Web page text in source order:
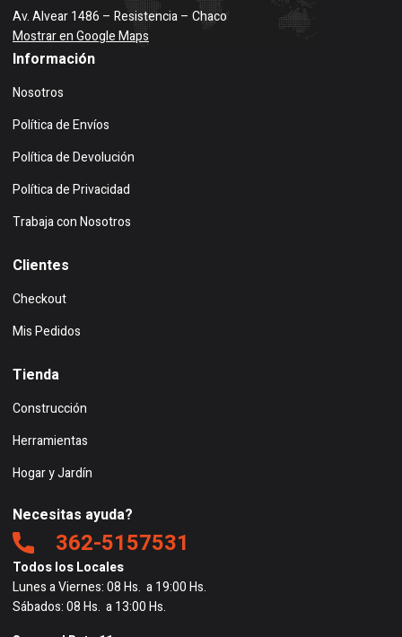
Av. Alvear 1486 – Resistencia – Chaco
Mostrar en Google Maps
Información
Nosotros
Política de Envíos
Política de Devolución
Política de Privacidad
Trabaja con Nosotros
Clientes
Checkout
Mis Pedidos
Tienda
Construcción
Herramientas
Hogar y Jardín
Necesitas ayuda?
362-5157531
Todos los Locales
Lunes a Viernes: 08 Hs. a 19:00 Hs.
Sábados: 08 Hs. a 13:00 Hs.